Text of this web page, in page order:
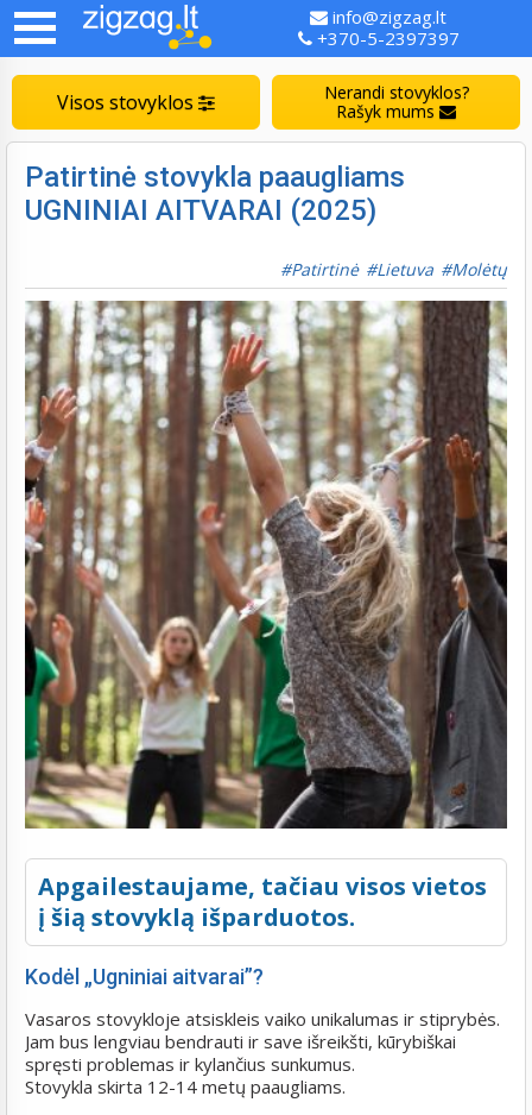
info@zigzag.lt
+370-5-2397397
Visos stovyklos
Nerandi stovyklos?
Rašyk mums
Patirtinė stovykla paaugliams
UGNINIAI AITVARAI (2025)
Patirtinė Lietuva Molėtų
Apgailestaujame, tačiau visos vietos
į šią stovyklą išparduotos.
Kodėl „Ugniniai aitvarai”?
Vasaros stovykloje atsiskleis vaiko unikalumas ir stiprybės.
Jam bus lengviau bendrauti ir save išreikšti, kūrybiškai
spręsti problemas ir kylančius sunkumus.
Stovykla skirta 12-14 metų paaugliams.